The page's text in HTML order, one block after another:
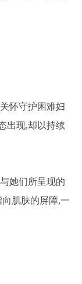
怀守护困难妇
出现,却以持续
她们所呈现的
肌肤的屏障,一